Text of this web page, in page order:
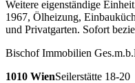
Weitere eigenständige
1967, Ölheizung,
und Privatgarten. Sofort
Bischof Immobilien
1010 WienSeilerstätte 18-20